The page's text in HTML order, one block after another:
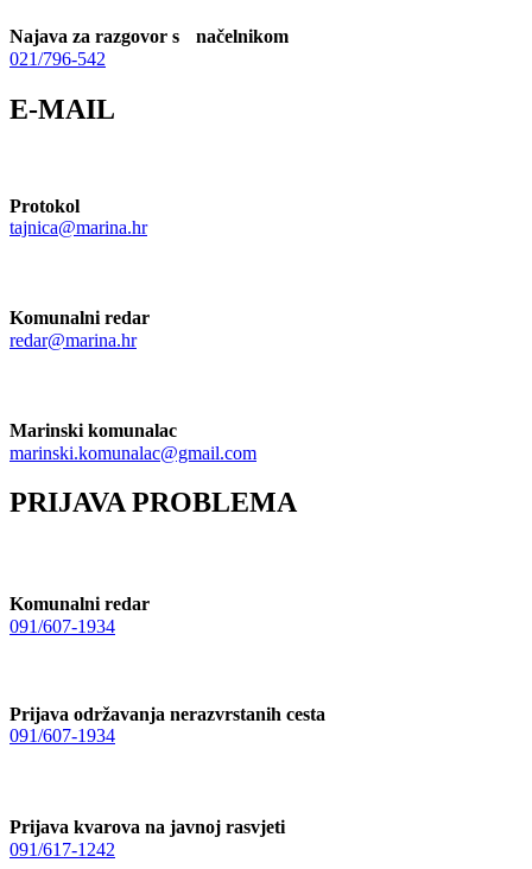
Najava za razgovor s načelnikom
021/796-542
E-MAIL
Protokol
tajnica@marina.hr
Komunalni redar
redar@marina.hr
Marinski komunalac
marinski.komunalac@gmail.com
PRIJAVA PROBLEMA
Komunalni redar
091/607-1934
Prijava održavanja nerazvrstanih cesta
091/607-1934
Prijava kvarova na javnoj rasvjeti
091/617-1242